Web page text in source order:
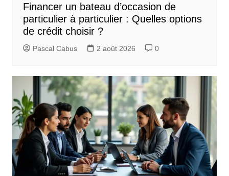
Financer un bateau d’occasion de
particulier à particulier : Quelles options
de crédit choisir ?
Pascal Cabus 2 août 2026 0